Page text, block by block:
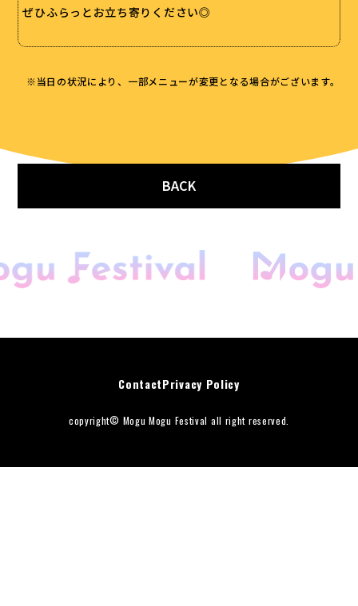
ご来場ガイド
会場マップ
キッチンカー
周辺ガイド
Contact
ぜひふらっとお立ち寄りください◎
※当日の状況により、一部メニューが変更となる場合がございます。
BACK
ContactPrivacy Policy
copyright© Mogu Mogu Festival all right reserved.